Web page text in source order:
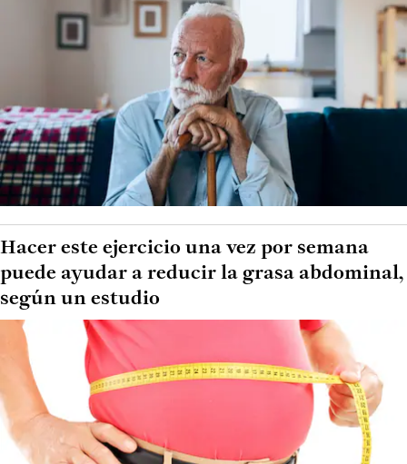
Hacer este ejercicio una vez por semana
puede ayudar a reducir la grasa abdominal,
según un estudio